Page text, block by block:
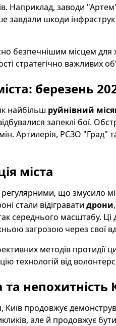
Наприклад, заводи
завдали шкоди
безпечнішим місцем для
стратегічно важливих
березень
найбільш руйнівний
запеклі бої.
Артилерія, РСЗО "Град"
міста
що змусило
стали відігравати дрони
середнього масштабу. Ці
загрозою через свої
методів протидії
технологій від
непохитність
продовжує
але й продовжує бути